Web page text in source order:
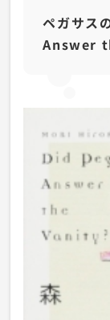
ペガサス
Answer